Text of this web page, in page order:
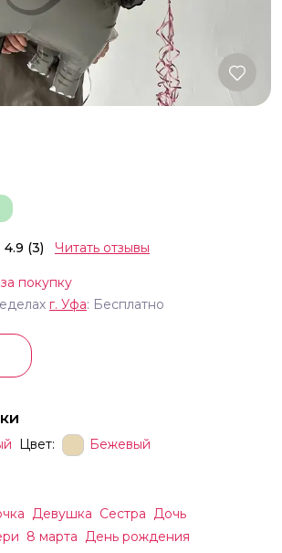
покупку
г. Уфа: Бесплатно
4.9 (3) Читать отзывы
Цвет:
Бежевый
Девушка Сестра Дочь
8 марта День рождения